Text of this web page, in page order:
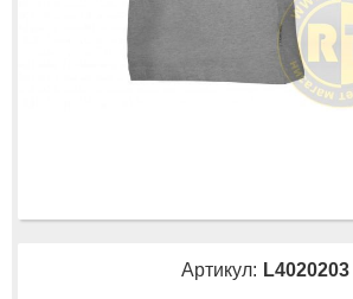
Артикул: L4020203